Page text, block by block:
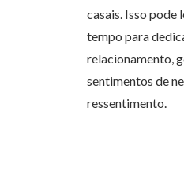
casais. Isso pode
tempo para
relacionamento,
sentimentos de
ressentimento.